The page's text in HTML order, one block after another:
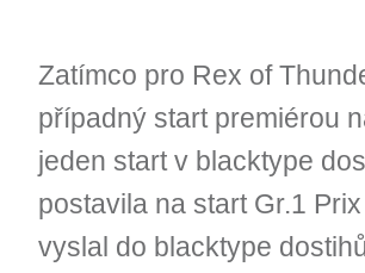
Zatímco pro Rex of
případný start premiérou
jeden start v blacktype
postavila na start Gr.1
vyslal do blacktype